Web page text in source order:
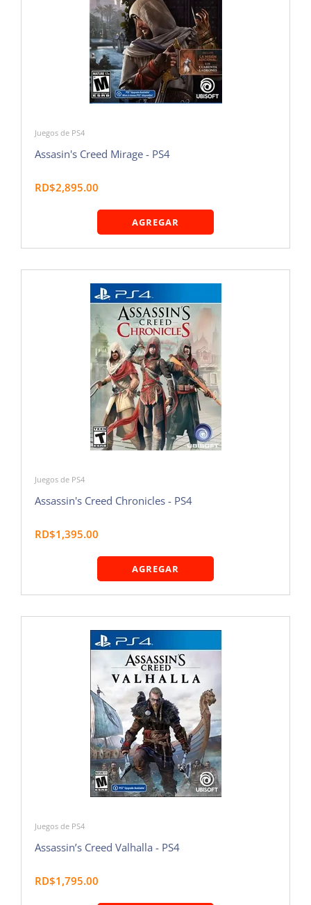
Juegos de PS4
Assasin's Creed Mirage - PS4
RD$2,895.00
AGREGAR
Juegos de PS4
Assassin's Creed Chronicles - PS4
RD$1,395.00
AGREGAR
Juegos de PS4
Assassin’s Creed Valhalla - PS4
RD$1,795.00